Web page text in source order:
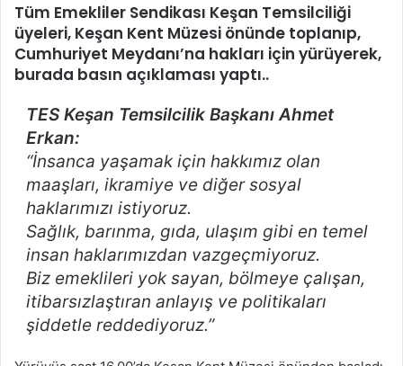
Tüm Emekliler Sendikası Keşan Temsilciliği
üyeleri, Keşan Kent Müzesi önünde toplanıp,
Cumhuriyet Meydanı’na hakları için yürüyerek,
burada basın açıklaması yaptı..
TES Keşan Temsilcilik Başkanı Ahmet
Erkan:
“İnsanca yaşamak için hakkımız olan
maaşları, ikramiye ve diğer sosyal
haklarımızı istiyoruz.
Sağlık, barınma, gıda, ulaşım gibi en temel
insan haklarımızdan vazgeçmiyoruz.
Biz emeklileri yok sayan, bölmeye çalışan,
itibarsızlaştıran anlayış ve politikaları
şiddetle reddediyoruz.”